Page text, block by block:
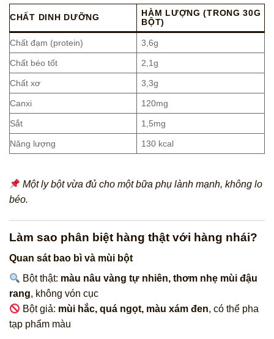
CHẤT DINH DƯỠNG
HÀM LƯỢNG (TRONG 30G
BỘT)
Chất đạm (protein) 3,6g
Chất béo tốt 2,1g
Chất xơ 3,3g
Canxi 120mg
Sắt 1,5mg
Năng lượng 130 kcal
Một ly bột vừa đủ cho một bữa phụ lành mạnh, không lo
béo.
Làm sao phân biệt hàng thật với hàng nhái?
Quan sát bao bì và mùi bột
Bột thật: màu nâu vàng tự nhiên, thơm nhẹ mùi đậu
rang, không vón cục
Bột giả: mùi hắc, quá ngọt, màu xám đen, có thể pha
tạp phẩm màu